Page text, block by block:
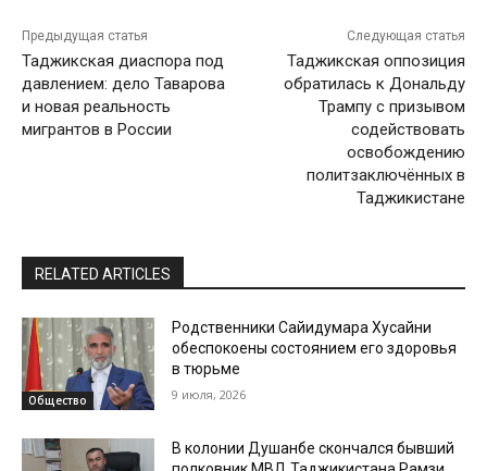
Предыдущая статья
Таджикская диаспора под
давлением: дело Таварова
и новая реальность
мигрантов в России
Следующая статья
Таджикская оппозиция
обратилась к Дональду
Трампу с призывом
содействовать
освобождению
политзаключённых в
Таджикистане
RELATED ARTICLES
Общество
Родственники Сайидумара Хусайни
обеспокоены состоянием его здоровья
в тюрьме
9 июля, 2026
В колонии Душанбе скончался бывший